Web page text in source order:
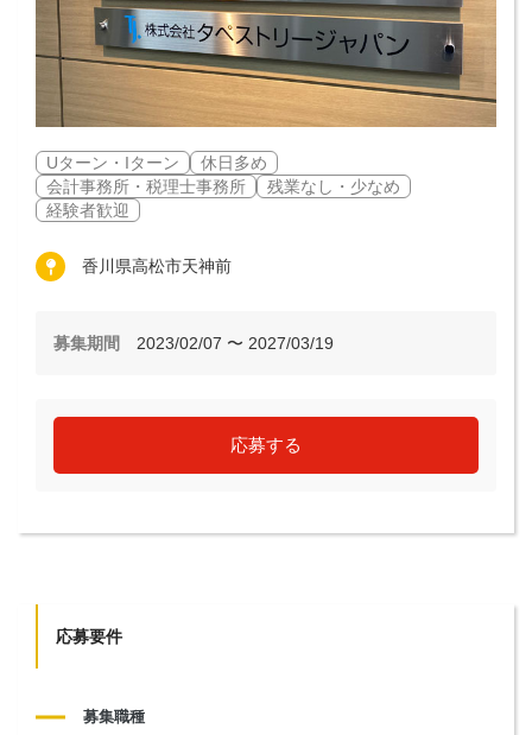
Uターン・Iターン
休日多め
会計事務所・税理士事務所
残業なし・少なめ
経験者歓迎
香川県高松市天神前
募集期間 2023/02/07 〜 2027/03/19
応募する
応募要件
募集職種